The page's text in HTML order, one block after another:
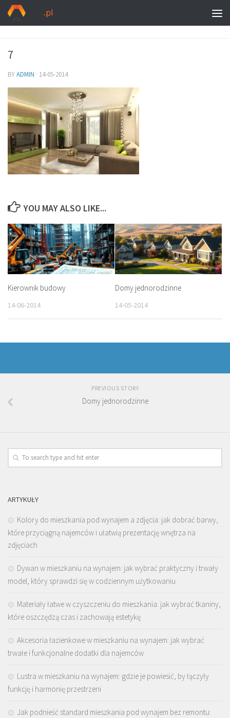
7
BYADMIN · 14-05-2014
YOU MAY ALSO LIKE...
Kierownik budowy
14-06-2014
Domy jednorodzinne
14-05-2014
PREVIOUS STORY
Domy jednorodzinne
ARTYKUŁY
Kolory do mieszkania pod wynajem a zdjęcia: jak dobrać barwy,
które przyciągną najemców i ułatwią prezentację wnętrza na
zdjęciach
Dywan w mieszkaniu na wynajem: jak wybrać praktyczny i trwały
model, który sprawdzi się w codziennym użytkowaniu
Materiały łatwe w czyszczeniu do mieszkania: jak wybrać tkaniny,
które oszczędzą czas i zachowają estetykę
Akcesoria łazienkowe w mieszkaniu na wynajem: jak wybrać
trwałe i funkcjonalne dodatki dla najemców
Lustra w mieszkaniu na wynajem: gdzie je powiesić, by łączyły
funkcję i harmonię przestrzeni
Jak podnieść standard mieszkania pod wynajem bez remontu: